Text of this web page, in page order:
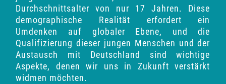
Durchschnittsalter von nur 17 Jahren. Diese
demographische Realität erfordert ein
Umdenken auf globaler Ebene, und die
Qualifizierung dieser jungen Menschen und der
Austausch mit Deutschland sind wichtige
Aspekte, denen wir uns in Zukunft verstärkt
widmen möchten.